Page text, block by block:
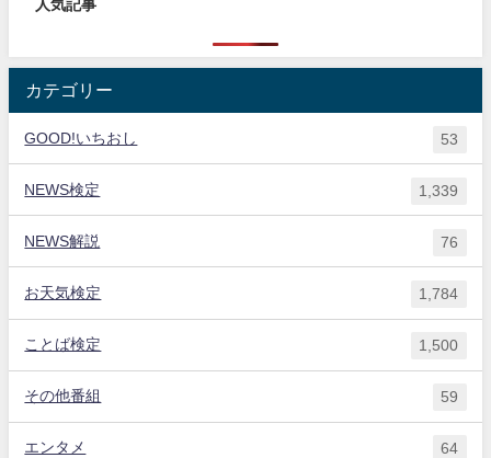
人気記事
カテゴリー
GOOD!いちおし 53
NEWS検定 1,339
NEWS解説 76
お天気検定 1,784
ことば検定 1,500
その他番組 59
エンタメ 64